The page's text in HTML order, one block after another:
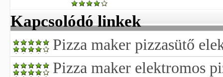
Kapcsolódó linkek
Pizza maker pizzasütő
Pizza maker elektromos